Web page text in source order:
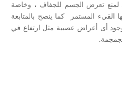
لمنع تعرض الجسم للجفاف ، وخاصة
القيء المستمر كما ينصح بالمتابعة
أى أعراض عصبية مثل ارتفاع في